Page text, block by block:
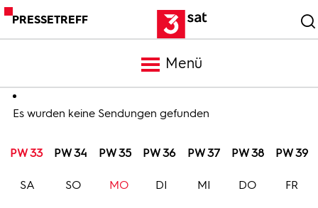
PRESSETREFF
Menü
Meldungen
Programm
Es wurden keine Sendungen gefunden
PW 33 PW 34 PW 35 PW 36 PW 37 PW 38 PW 39
SA SO MO DI MI DO FR